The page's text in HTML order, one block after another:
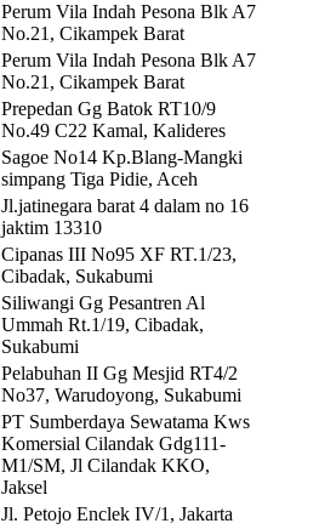
Perum Vila Indah Pesona Blk A7
No.21, Cikampek Barat
Perum Vila Indah Pesona Blk A7
No.21, Cikampek Barat
Prepedan Gg Batok RT10/9
No.49 C22 Kamal, Kalideres
Sagoe No14 Kp.Blang-Mangki
simpang Tiga Pidie, Aceh
Jl.jatinegara barat 4 dalam no 16
jaktim 13310
Cipanas III No95 XF RT.1/23,
Cibadak, Sukabumi
Siliwangi Gg Pesantren Al
Ummah Rt.1/19, Cibadak,
Sukabumi
Pelabuhan II Gg Mesjid RT4/2
No37, Warudoyong, Sukabumi
PT Sumberdaya Sewatama Kws
Komersial Cilandak Gdg111-
M1/SM, Jl Cilandak KKO,
Jaksel
Jl. Petojo Enclek IV/1, Jakarta